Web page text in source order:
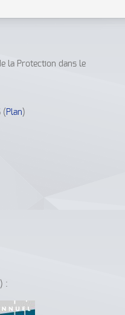
la Protection dans le
( Plan )
: